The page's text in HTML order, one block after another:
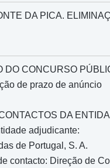
DA PICA.
DO CONCURSO
de prazo de anúncio
DA
adjudicante:
de Portugal, S. A.
contacto: Direção de